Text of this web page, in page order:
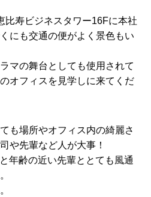
比寿ビジネスタワー16Fに本社
にも交通の便がよく景色もい
マの舞台としても使用されて
オフィスを見学しに来てくだ
も場所やオフィス内の綺麗さ
や先輩など人が大事！
年齢の近い先輩ととても風通